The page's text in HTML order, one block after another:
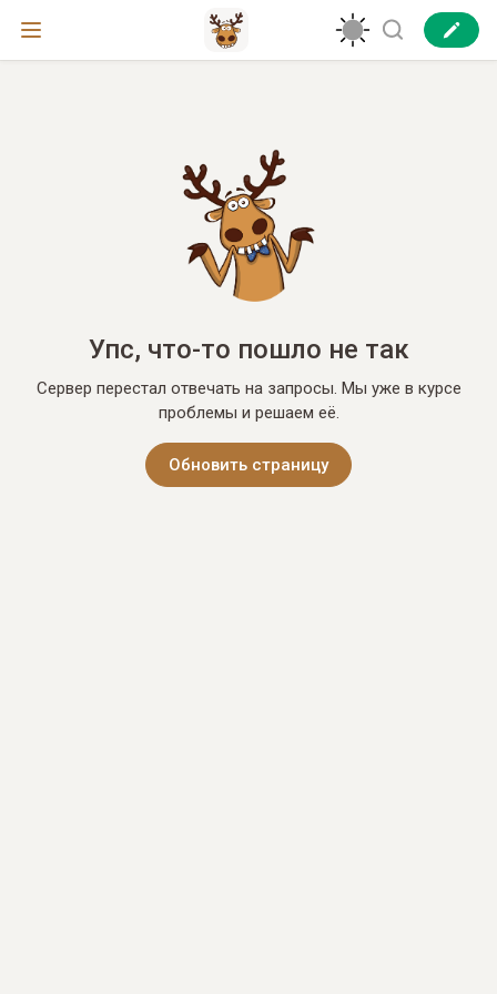
Упс, что-то пошло не так
Сервер перестал отвечать на запросы. Мы уже в курсе
проблемы и решаем её.
Обновить страницу